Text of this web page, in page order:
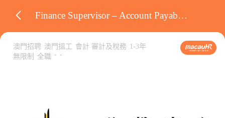
Finance Supervisor – Account Payable & Costing
澳門招聘 澳門搵工 會計 審計及稅務 1-3年
無限制
全職 - -